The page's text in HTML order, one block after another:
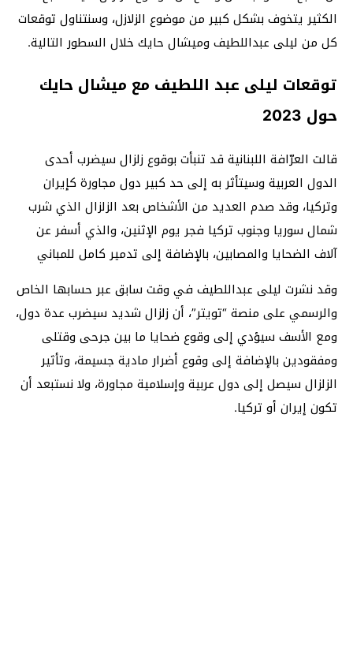
الكثير يتخوف بشكل كبير من موضوع الزلازل، وسنتناول توقعات
كل من ليلى عبداللطيف وميشال حايك خلال السطور التالية.
توقعات ليلى عبد اللطيف مع ميشال حايك
حول 2023
قالت العرّافة اللبنانية قد تنبأت بوقوع زلزال سيضرب أحدى
الدول العربية وسيتأثر به إلى حد كبير دول مجاورة كإيران
وتركيا، وقد صدم العديد من الأشخاص بعد الزلزال الذي شرب
شمال سوريا وجنوب تركيا فجر يوم الإثنين، والذي أسفر عن
آلاف الضحايا والمصابين، بالإضافة إلى تدمير كامل للمباني
وقد نشرت ليلى عبداللطيف في وقت سابق عبر حسابها الخاص
والرسمي على منصة “تويتر”، أن زلزال شديد سيضرب عدة دول،
ومع الأسف سيؤدي إلى وقوع ضحايا ما بين جرحى وقتلى
ومفقودين بالإضافة إلى وقوع أضرار مادية جسيمة، وتأثير
الزلزال سيصل إلى دول عربية وإسلامية مجاورة، ولا نستبعد أن
تكون إيران أو تركيا.